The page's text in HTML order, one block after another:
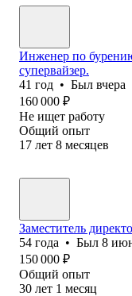
Инженер по
супервайзер.
41 год • Был вчера
160 000 ₽
Не ищет работу
Общий опыт
17 лет 8 месяцев
Заместитель
54 года • Был 8
150 000 ₽
Общий опыт
30 лет 1 месяц